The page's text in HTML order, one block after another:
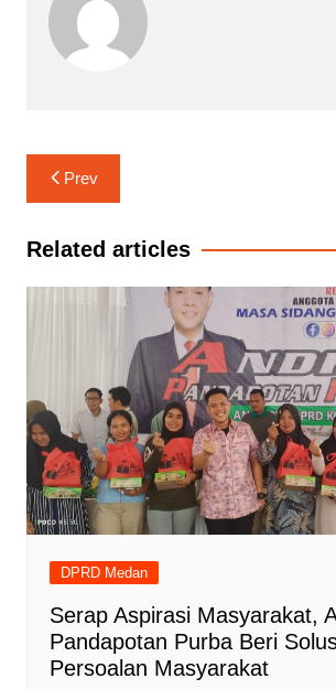
Navigasi
pos
Prev
Related articles
DPRD Medan
Serap Aspirasi Masyarakat,
Pandapotan Purba Beri
Persoalan Masyarakat